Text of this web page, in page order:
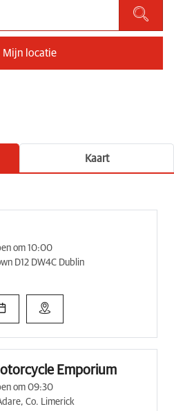
Mijn locatie
Kaart
om 10:00
D12 DW4C Dublin
Emporium
om 09:30
Co. Limerick